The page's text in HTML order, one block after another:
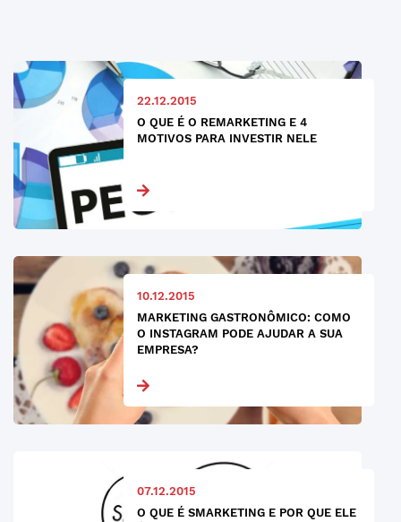
22.12.2015
O QUE É O REMARKETING E 4
MOTIVOS PARA INVESTIR NELE
10.12.2015
MARKETING GASTRONÔMICO: COMO
O INSTAGRAM PODE AJUDAR A SUA
EMPRESA?
07.12.2015
O QUE É SMARKETING E POR QUE ELE